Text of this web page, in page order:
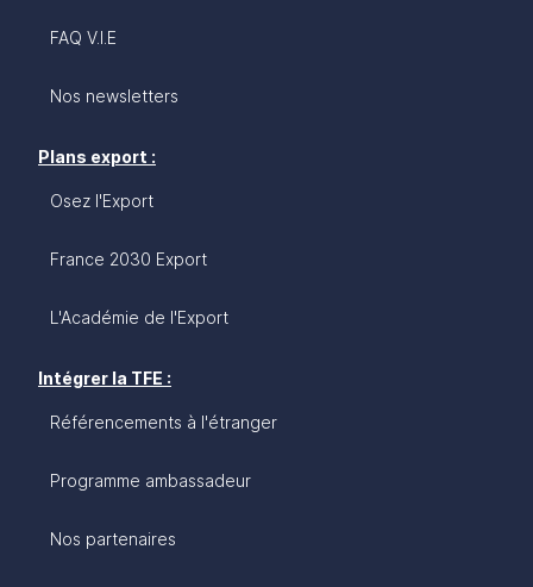
FAQ V.I.E
Nos newsletters
Plans export :
Osez l'Export
France 2030 Export
L'Académie de l'Export
Intégrer la TFE :
Référencements à l'étranger
Programme ambassadeur
Nos partenaires